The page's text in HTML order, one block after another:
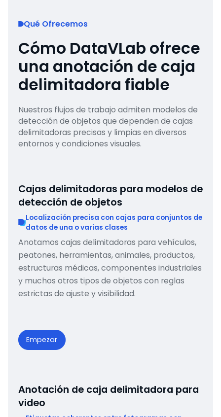
Qué Ofrecemos
Cómo DataVLab ofrece
una anotación de caja
delimitadora fiable
Nuestros flujos de trabajo admiten modelos de
detección de objetos que dependen de cajas
delimitadoras precisas y limpias en diversos
entornos y condiciones visuales.
Cajas delimitadoras para modelos de
detección de objetos
Localización precisa con cajas para conjuntos de
datos de una o varias clases
Anotamos cajas delimitadoras para vehículos,
peatones, herramientas, animales, productos,
estructuras médicas, componentes industriales
y muchos otros tipos de objetos con reglas
estrictas de ajuste y visibilidad.
Empezar
Anotación de caja delimitadora para
video